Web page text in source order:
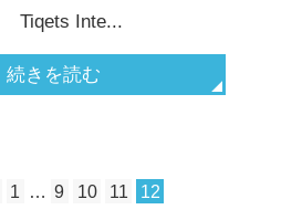
Tiqets Inte...
続きを読む
1 … 9 10 11 12